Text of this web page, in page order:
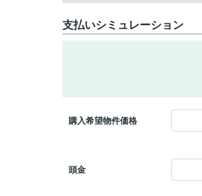
支払いシミュレーション
購入希望物件価格
頭金